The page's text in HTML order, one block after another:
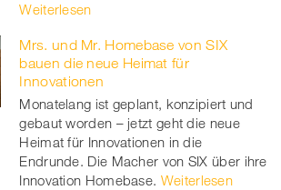
Weiterlesen
Mrs. und Mr. Homebase von SIX
bauen die neue Heimat für
Innovationen
Monatelang ist geplant, konzipiert und
gebaut worden – jetzt geht die neue
Heimat für Innovationen in die
Endrunde. Die Macher von SIX über ihre
Innovation Homebase. Weiterlesen